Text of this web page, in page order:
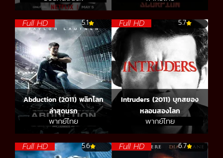
Full HD 5.1
Abduction (2011) พลิกโลก
ล่าสุดนรก
พากย์ไทย
Full HD 5.7
Intruders (2011) บุกสยอง
หลอนสองโลก
พากย์ไทย
Full HD 5.6 Full HD 6.7